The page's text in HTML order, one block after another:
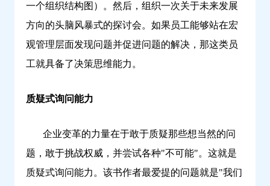
一个组织结构图）。然后，组织一次关于未来发展
方向的头脑风暴式的探讨会。如果员工能够站在宏
观管理层面发现问题并促进问题的解决，那这类员
工就具备了决策思维能力。
质疑式询问能力
企业变革的力量在于敢于质疑那些想当然的问
题，敢于挑战权威，并尝试各种"不可能"。这就是
质疑式询问能力。该书作者最爱提的问题就是"我们